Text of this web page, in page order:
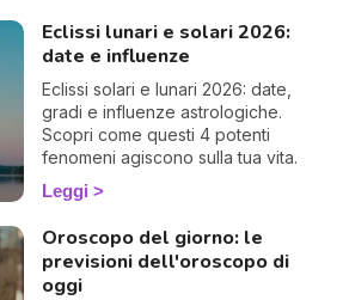
Eclissi lunari e solari 2026:
date e influenze
Eclissi solari e lunari 2026: date,
gradi e influenze astrologiche.
Scopri come questi 4 potenti
fenomeni agiscono sulla tua vita.
Leggi
Oroscopo del giorno: le
previsioni dell'oroscopo di
oggi